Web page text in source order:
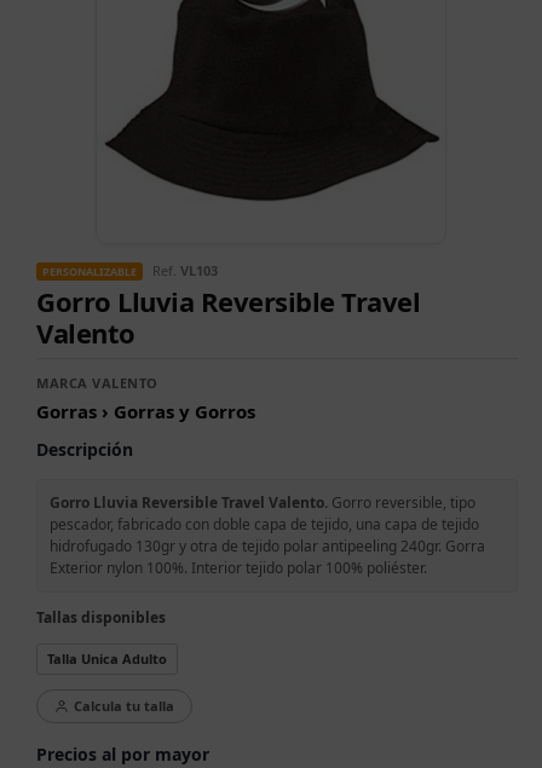
PERSONALIZABLE Ref. VL103
Gorro Lluvia Reversible Travel
Valento
MARCA VALENTO
Gorras › Gorras y Gorros
Descripción
Gorro Lluvia Reversible Travel Valento. Gorro reversible, tipo
pescador, fabricado con doble capa de tejido, una capa de tejido
hidrofugado 130gr y otra de tejido polar antipeeling 240gr. Gorra
Exterior nylon 100%. Interior tejido polar 100% poliéster.
Tallas disponibles
Talla Unica Adulto
Calcula tu talla
Precios al por mayor